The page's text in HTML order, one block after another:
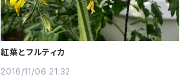
紅葉とフルティカ
2016/11/06 21:32